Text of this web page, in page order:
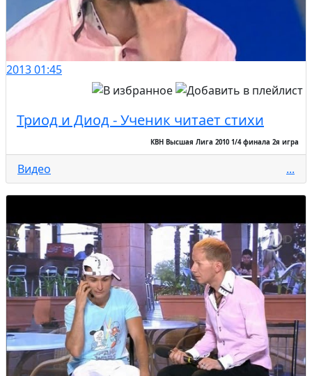
201301:45
Триод и Диод - Ученик читает стихи
КВН Высшая Лига 2010 1/4 финала 2я игра
Видео ...